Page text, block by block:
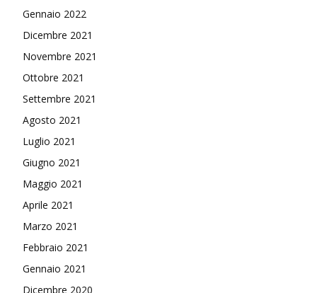
Gennaio 2022
Dicembre 2021
Novembre 2021
Ottobre 2021
Settembre 2021
Agosto 2021
Luglio 2021
Giugno 2021
Maggio 2021
Aprile 2021
Marzo 2021
Febbraio 2021
Gennaio 2021
Dicembre 2020